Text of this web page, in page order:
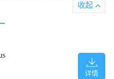
收起
详情